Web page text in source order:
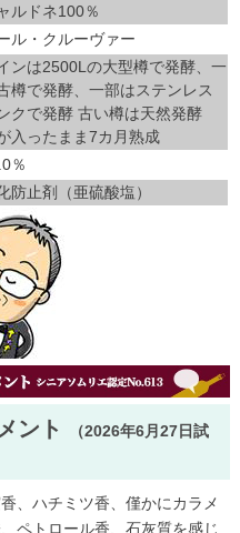
ルドネ100％
ル・クルーヴァー
ンは2500Lの大型樽で発酵、一
樽で発酵、一部はステンレス
クで発酵 古い樽は天然発酵
入ったまま7カ月熟成
％
防止剤（亜硫酸塩）
ント
（2026年6月27日試
、ハチミツ香、僅かにカラメ
ペトロール香、石灰質を感じ